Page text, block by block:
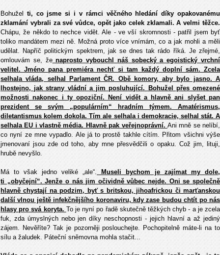
Bohužel ti, co jsme si i v rámci věčného hledání díky opakovanému
zklamání vybrali za své vůdce, opět jako celek zklamali. A velmi těžce.
Chápu, že někdo to nechce vidět. Ale - ve vší skromnosti - patřil jsem byť
toliko mandátem mezi ně. Možná proto více vnímám, co a jak mohli a měli
udělat. Napříč politickým spektrem, jak se dnes tak rádo říká. Je zřejmé,
omlouvám se, ženaprosto vybouchl náš sobecký a egoistický vrchní
velitel. Jméno pana premiéra nechť si tam každý doplní sám. Zcela
selhala vláda, selhal Parlament ČR. Obě komory, aby bylo jasno. A
lhostejno, jak strany vládní a jim posluhující. Bohužel přes omezené
možnosti nakonec i ty opoziční. Není vidět a hlavně ani slyšet pan
prezident se svým „populárním“ hradním týmem. Amatérismus,
diletantismus kolem dokola. Tím ale selhala i demokracie, selhal stát. A
selhala EU i vlastně média. Hlavně pak veřejnoprávní. Ani mně se nelíbí,
co nyní ze mne vypadlo. Ale já to prostě takhle cítím. Přitom všichni výše
jmenovaní jsou zde od toho, aby mne přesvědčili o opaku. Což jim, lituji,
hrubě nevyšlo.
Má to však jedno veliké „ale“. Museli bychom je zajímat my dole,
ti „obyčejní“. Jenže o nás jim očividně vůbec nejde. Oni se společně
hlavně chystají na podzim, byť s britskou, jihoafrickou či marťanskou
další vlnou ještě infekčnějšího koronaviru, kdy zase budou chtít po nás
hlasy pro svá koryta. To je nyní po řadě skutečně těžkých chyb - a je zcela
fuk, zda úmyslných nebo jen díky neschopnosti - jejich hlavní a až jediný
zájem. Nevěříte? Tak je pozorněji poslouchejte. Pochopitelně máte-li na to
sílu a žaludek. Páteční sněmovna mohla stačit...